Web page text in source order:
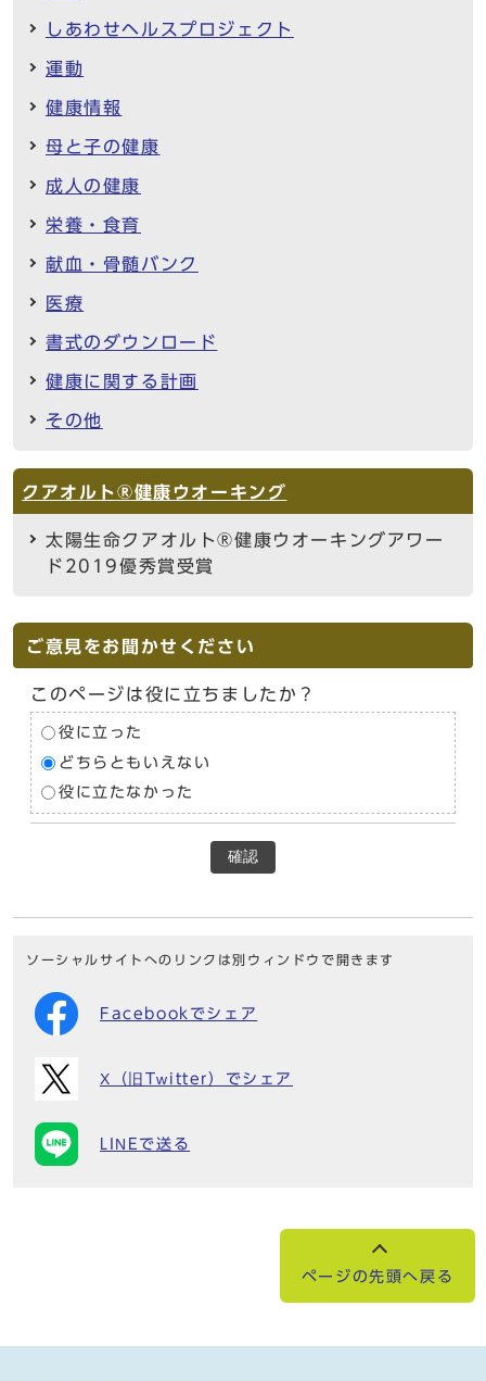
しあわせヘルスプロジェクト
運動
健康情報
母と子の健康
成人の健康
栄養・食育
献血・骨髄バンク
医療
書式のダウンロード
健康に関する計画
その他
クアオルト®健康ウオーキング
太陽生命クアオルト®健康ウオーキングアワー
ド2019優秀賞受賞
ご意見をお聞かせください
このページは役に立ちましたか？
役に立った
どちらともいえない
役に立たなかった
確認
ソーシャルサイトへのリンクは別ウィンドウで開きます
Facebookでシェア
X（旧Twitter）でシェア
LINEで送る
ページの先頭へ戻る